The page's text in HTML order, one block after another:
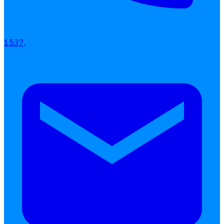
FollowHuman
1537,